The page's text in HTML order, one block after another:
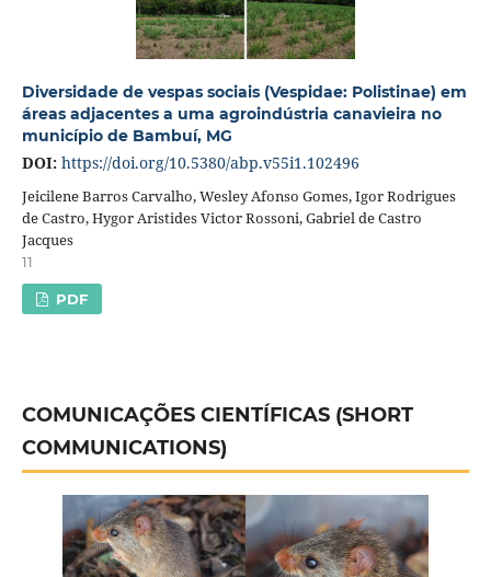
Diversidade de vespas sociais (Vespidae: Polistinae) em
áreas adjacentes a uma agroindústria canavieira no
município de Bambuí, MG
DOI: https://doi.org/10.5380/abp.v55i1.102496
Jeicilene Barros Carvalho, Wesley Afonso Gomes, Igor Rodrigues
de Castro, Hygor Aristides Victor Rossoni, Gabriel de Castro
Jacques
11
PDF
COMUNICAÇÕES CIENTÍFICAS (SHORT
COMMUNICATIONS)